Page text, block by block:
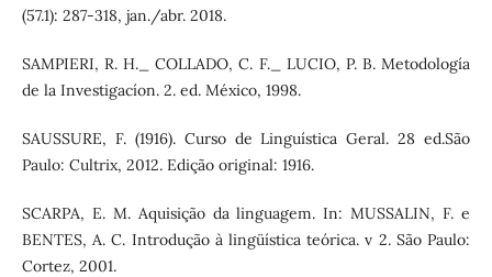
(57.1): 287-318, jan./abr. 2018.
SAMPIERI, R. H._ COLLADO, C. F._ LUCIO, P. B. Metodología
de la Investigacíon. 2. ed. México, 1998.
SAUSSURE, F. (1916). Curso de Linguística Geral. 28 ed.São
Paulo: Cultrix, 2012. Edição original: 1916.
SCARPA, E. M. Aquisição da linguagem. In: MUSSALIN, F. e
BENTES, A. C. Introdução à lingüística teórica. v 2. São Paulo:
Cortez, 2001.